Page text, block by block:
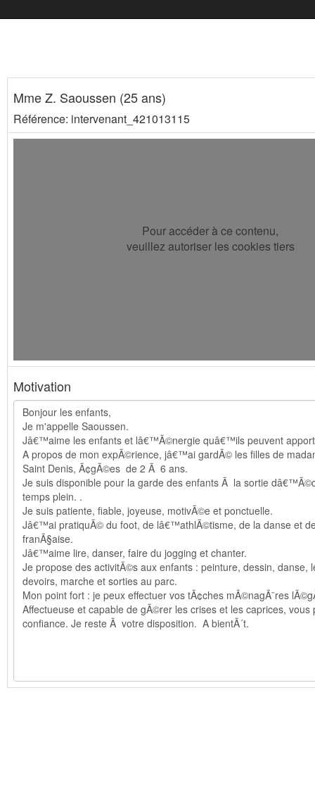
Mme Z. Saoussen (25 ans)
Référence: intervenant_421013115
Pour accéder à ce contenu,
veuillez autoriser les cookies tiers
Motivation